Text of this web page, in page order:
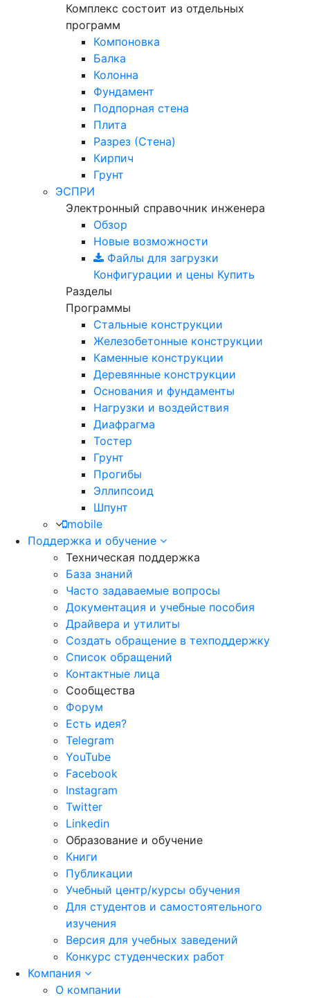
Комплекс состоит из отдельных
программ
Компоновка
Балка
Колонна
Фундамент
Подпорная стена
Плита
Разрез (Стена)
Кирпич
Грунт
ЭСПРИ
Электронный справочник инженера
Обзор
Новые возможности
Файлы для загрузки
Конфигурации и цены Купить
Разделы
Программы
Стальные конструкции
Железобетонные конструкции
Каменные конструкции
Деревянные конструкции
Основания и фундаменты
Нагрузки и воздействия
Диафрагма
Тостер
Грунт
Прогибы
Эллипсоид
Шпунт
mobile
Поддержка и обучение
Техническая поддержка
База знаний
Часто задаваемые вопросы
Документация и учебные пособия
Драйвера и утилиты
Создать обращение в техподдержку
Список обращений
Контактные лица
Сообщества
Форум
Есть идея?
Telegram
YouTube
Facebook
Instagram
Twitter
Linkedin
Образование и обучение
Книги
Публикации
Учебный центр/курсы обучения
Для студентов и самостоятельного
изучения
Версия для учебных заведений
Конкурс студенческих работ
Компания
О компании